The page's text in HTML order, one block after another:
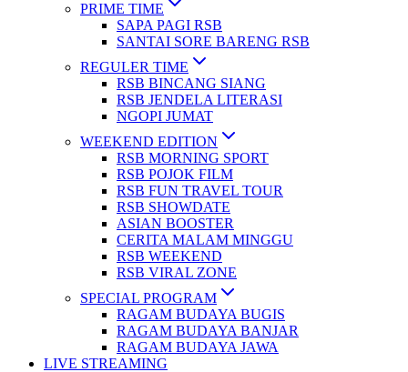
PRIME TIME
SAPA PAGI RSB
SANTAI SORE BARENG RSB
REGULER TIME
RSB BINCANG SIANG
RSB JENDELA LITERASI
NGOPI JUMAT
WEEKEND EDITION
RSB MORNING SPORT
RSB POJOK FILM
RSB FUN TRAVEL TOUR
RSB SHOWDATE
ASIAN BOOSTER
CERITA MALAM MINGGU
RSB WEEKEND
RSB VIRAL ZONE
SPECIAL PROGRAM
RAGAM BUDAYA BUGIS
RAGAM BUDAYA BANJAR
RAGAM BUDAYA JAWA
LIVE STREAMING